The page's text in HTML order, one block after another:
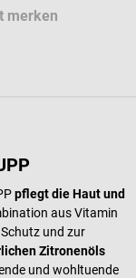
merken
pflegt die Haut und
aus Vitamin
und zur
Zitronenöls
und wohltuende